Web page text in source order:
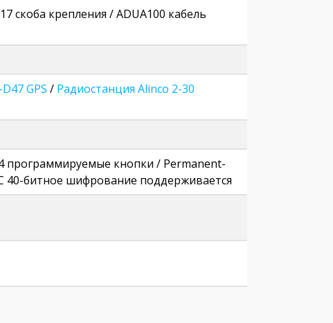
скоба крепления / ADUA100 кабель
GPS / Радиостанция Alinco 2-30
программируемые кнопки / Permanent-
40-битное шифрование поддерживается